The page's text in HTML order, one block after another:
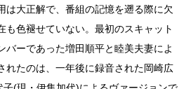
は大正解で、番組の記憶を遡る際に欠
も色褪せていない。最初のスキャット
バーであった増田順平と睦美夫妻によ
れたのは、一年後に録音された岡崎広